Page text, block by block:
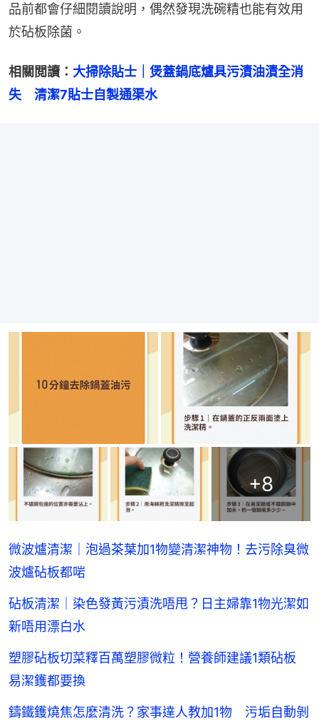
品前都會仔細閱讀說明，偶然發現洗碗精也能有效用
於砧板除菌。
相關閲讀： 大掃除貼士｜煲蓋鍋底爐具污漬油漬全消
失　清潔7貼士自製通渠水
+8
微波爐清潔｜泡過茶葉加1物變清潔神物！去污除臭微
波爐砧板都啱
砧板清潔｜染色發黃污漬洗唔甩？日主婦靠1物光潔如
新唔用漂白水
塑膠砧板切菜釋百萬塑膠微粒！營養師建議1類砧板
易潔鑊都要換
鑄鐵鑊燒焦怎麼清洗？家事達人教加1物 污垢自動剝